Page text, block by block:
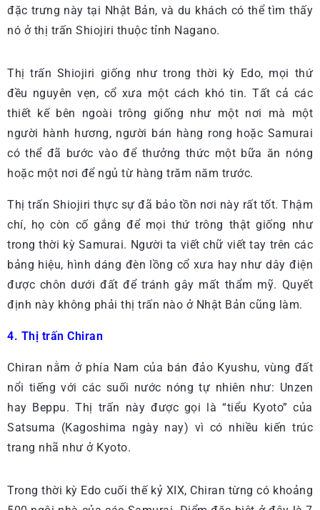
đặc trưng này tại Nhật Bản, và du khách có thể tìm thấy
nó ở thị trấn Shiojiri thuộc tỉnh Nagano.
Thị trấn Shiojiri giống như trong thời kỳ Edo, mọi thứ
đều nguyên vẹn, cổ xưa một cách khó tin. Tất cả các
thiết kế bên ngoài trông giống như một nơi mà một
người hành hương, người bán hàng rong hoặc Samurai
có thể đã bước vào để thưởng thức một bữa ăn nóng
hoặc một nơi để ngủ từ hàng trăm năm trước.
Thị trấn Shiojiri thực sự đã bảo tồn nơi này rất tốt. Thậm
chí, họ còn cố gắng để mọi thứ trông thật giống như
trong thời kỳ Samurai. Người ta viết chữ viết tay trên các
bảng hiệu, hình dáng đèn lồng cổ xưa hay như dây điện
được chôn dưới đất để tránh gây mất thẩm mỹ. Quyết
định này không phải thị trấn nào ở Nhật Bản cũng làm.
4. Thị trấn Chiran
Chiran nằm ở phía Nam của bán đảo Kyushu, vùng đất
nổi tiếng với các suối nước nóng tự nhiên như: Unzen
hay Beppu. Thị trấn này được gọi là “tiểu Kyoto” của
Satsuma (Kagoshima ngày nay) vì có nhiều kiến trúc
trang nhã như ở Kyoto.
Trong thời kỳ Edo cuối thế kỷ XIX, Chiran từng có khoảng